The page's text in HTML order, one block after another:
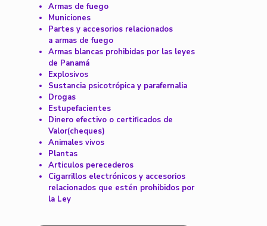
Armas de fuego
Municiones
Partes y accesorios relacionados
a armas de fuego
Armas blancas prohibidas por las leyes
de Panamá
Explosivos
Sustancia psicotrópica y parafernalia
Drogas
Estupefacientes
Dinero efectivo o certificados de
Valor(cheques)
Animales vivos
Plantas
Articulos perecederos
Cigarrillos electrónicos y accesorios
relacionados que estén prohibidos por
la Ley